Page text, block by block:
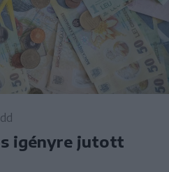
igényre jutott